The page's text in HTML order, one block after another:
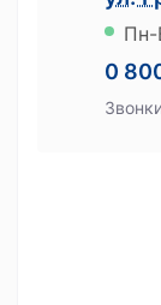
Сервисы
Пн-
0